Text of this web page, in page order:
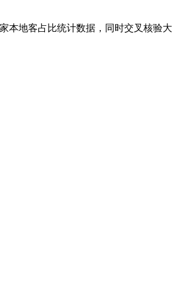
本地客占比统计数据，同时交叉核验大